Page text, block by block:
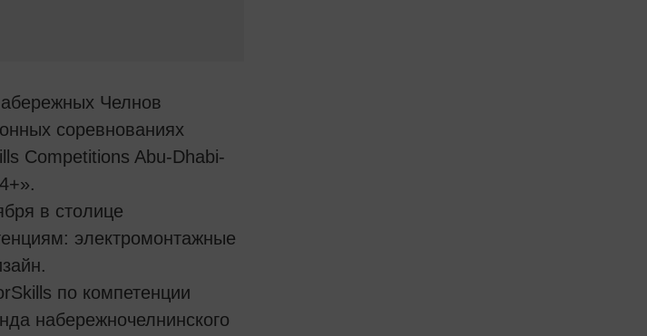
Челнов
соревнованиях
Competitions Abu-Dhabi-
в столице
электромонтажные
по компетенции
набережночелнинского